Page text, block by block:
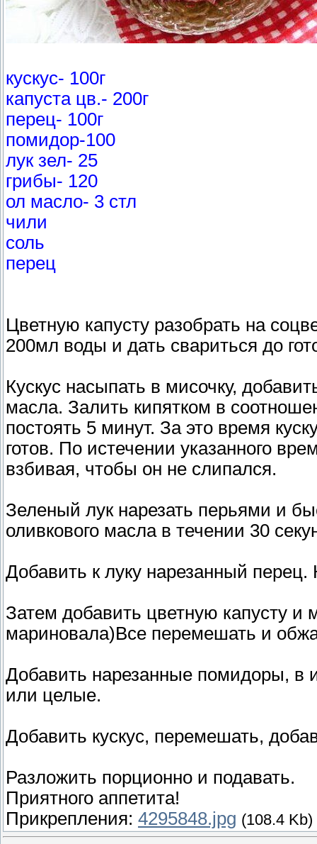
кускус- 100г
капуста цв.- 200г
перец- 100г
помидор-100
лук зел- 25
грибы- 120
ол масло- 3 стл
чили
соль
перец
Цветную капусту разобрать на
200мл воды и дать свариться до
Кускус насыпать в мисочку,
масла. Залить кипятком в
постоять 5 минут. За это время
готов. По истечении указанного
взбивая, чтобы он не слипался.
Зеленый лук нарезать перьями и
оливкового масла в течении 30
Добавить к луку нарезанный перец.
Затем добавить цветную капусту
мариновала)Все перемешать и
Добавить нарезанные помидоры, в
или целые.
Добавить кускус, перемешать,
Разложить порционно и подавать.
Приятного аппетита!
Прикрепления: 4295848.jpg (108.4 Kb)